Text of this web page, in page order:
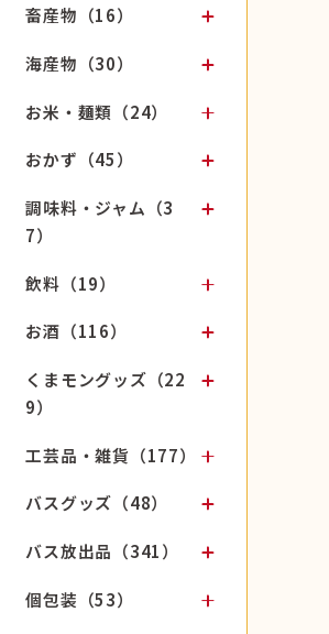
畜産物（16）
海産物（30）
お米・麺類（24）
おかず（45）
調味料・ジャム（3
7）
飲料（19）
お酒（116）
くまモングッズ（22
9）
工芸品・雑貨（177）
バスグッズ（48）
バス放出品（341）
個包装（53）